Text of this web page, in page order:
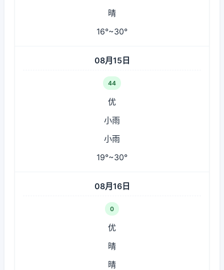
晴
16°~30°
08月15日
44
优
小雨
小雨
19°~30°
08月16日
0
优
晴
晴